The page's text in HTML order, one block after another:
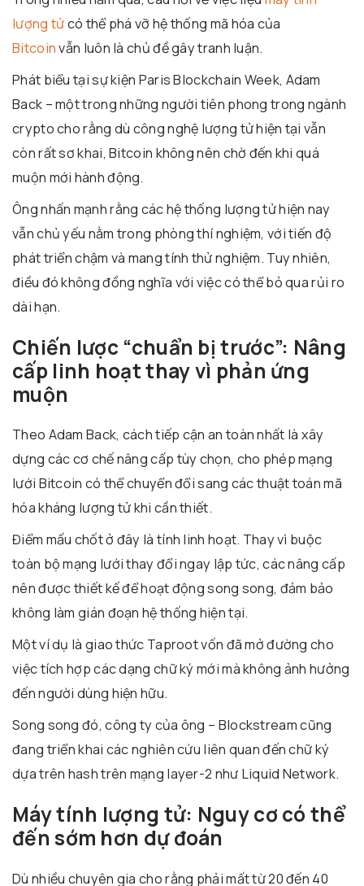
lượng tửcó thể phá vỡ hệ thống mã hóa của
Bitcoinvẫn luôn là chủ đề gây tranh luận.
Phát biểu tại sự kiện Paris Blockchain Week, Adam
Back – một trong những người tiên phong trong ngành
crypto cho rằng dù công nghệ lượng tử hiện tại vẫn
còn rất sơ khai, Bitcoin không nên chờ đến khi quá
muộn mới hành động.
Ông nhấn mạnh rằng các hệ thống lượng tử hiện nay
vẫn chủ yếu nằm trong phòng thí nghiệm, với tiến độ
phát triển chậm và mang tính thử nghiệm. Tuy nhiên,
điều đó không đồng nghĩa với việc có thể bỏ qua rủi ro
dài hạn.
Chiến lược “chuẩn bị trước”: Nâng
cấp linh hoạt thay vì phản ứng
muộn
Theo Adam Back, cách tiếp cận an toàn nhất là xây
dựng các cơ chế nâng cấp tùy chọn, cho phép mạng
lưới Bitcoin có thể chuyển đổi sang các thuật toán mã
hóa kháng lượng tử khi cần thiết.
Điểm mấu chốt ở đây là tính linh hoạt. Thay vì buộc
toàn bộ mạng lưới thay đổi ngay lập tức, các nâng cấp
nên được thiết kế để hoạt động song song, đảm bảo
không làm gián đoạn hệ thống hiện tại.
Một ví dụ là giao thức Taproot vốn đã mở đường cho
việc tích hợp các dạng chữ ký mới mà không ảnh hưởng
đến người dùng hiện hữu.
Song song đó, công ty của ông – Blockstreamcũng
đang triển khai các nghiên cứu liên quan đến chữ ký
dựa trên hash trên mạng layer-2 như Liquid Network.
Máy tính lượng tử: Nguy cơ có thể
đến sớm hơn dự đoán
Dù nhiều chuyên gia cho rằng phải mất từ 20 đến 40